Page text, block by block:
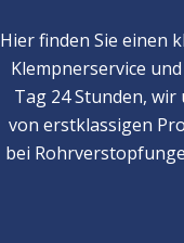
Hier finden Sie einen
Klempnerservice
Tag 24 Stunden,
von erstklassigen
bei